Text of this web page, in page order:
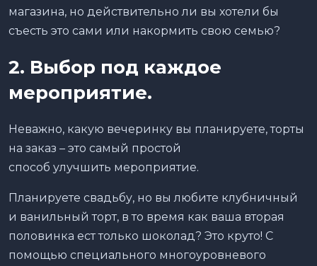
магазина, но действительно ли вы хотели бы
съесть это сами или накормить свою семью?
2. Выбор под каждое
мероприятие.
Неважно, какую вечеринку вы планируете, торты
на заказ – это самый простой
способ улучшить мероприятие.
Планируете свадьбу, но вы любите клубничный
и ванильный торт, в то время как ваша вторая
половинка ест только шоколад? Это круто! С
помощью специального многоуровневого